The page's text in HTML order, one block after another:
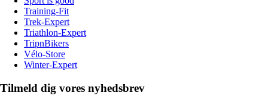
Training-Fit
Trek-Expert
Triathlon-Expert
TripnBikers
Vélo-Store
Winter-Expert
Tilmeld dig vores nyhedsbrev